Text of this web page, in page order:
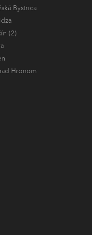
Bystrica
(2)
Hronom